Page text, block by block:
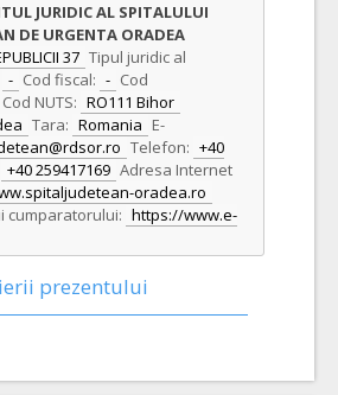
JURIDIC AL SPITALULUI
DE URGENTA ORADEA
37 Tipul juridic al
- Cod fiscal: - Cod
Cod NUTS: RO111 Bihor
Tara: Romania E-
Telefon: +40
+40 259417169 Adresa Internet
oradea.ro
cumparatorului: https://www.e-
prezentului